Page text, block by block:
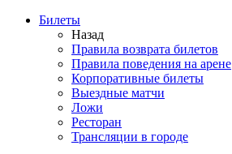
Билеты
Назад
Правила возврата билетов
Правила поведения на арене
Корпоративные билеты
Выездные матчи
Ложи
Ресторан
Трансляции в городе